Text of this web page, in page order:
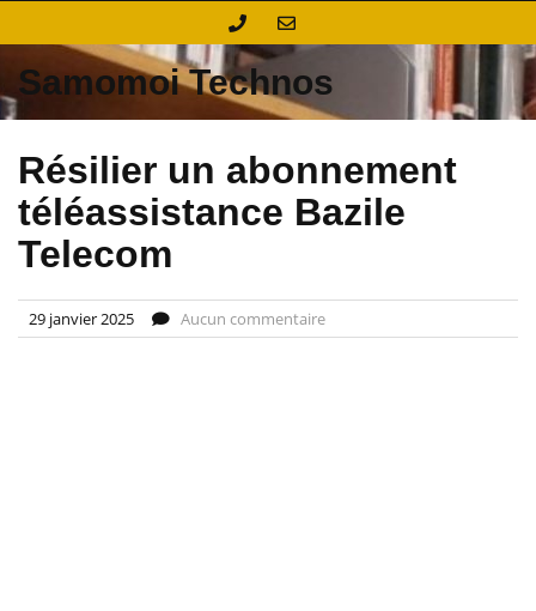
Samomoi Technos
Résilier un abonnement
téléassistance Bazile
Telecom
29 janvier 2025 Aucun commentaire